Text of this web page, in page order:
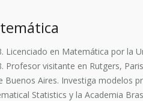
Licenciado en Matemática por la
Profesor visitante en Rutgers,
Buenos Aires. Investiga
Statistics y la Academia